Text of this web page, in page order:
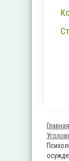
Вы
Главная